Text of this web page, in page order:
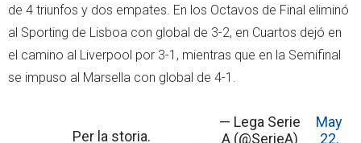
de 4 triunfos y dos empates. En los Octavos de Final eliminó
al Sporting de Lisboa con global de 3-2, en Cuartos dejó en
el camino al Liverpool por 3-1, mientras que en la Semifinal
se impuso al Marsella con global de 4-1.
Per la storia.
— Lega Serie
A (@SerieA)
May
22,